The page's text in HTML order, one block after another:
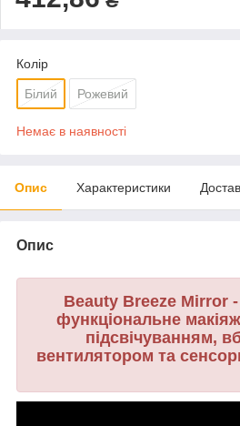
Колір
Білий Рожевий
Немає в наявності
Опис Характеристики
Опис
Beauty Breeze Mirror
функціональне
підсвічуванням,
вентилятором та